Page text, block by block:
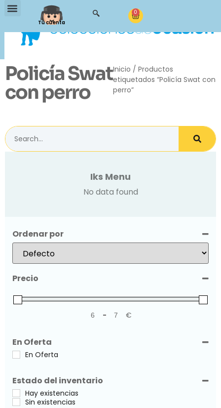
Tu cuenta
0
Policía Swat
con perro
Inicio / Productos
etiquetados “Policía Swat con
perro”
Iks Menu
No data found
Ordenar por
Sort Products
Precio
Minimum Price
- Maximum Price
€
En Oferta
En Oferta
Estado del inventario
Hay existencias
Sin existencias